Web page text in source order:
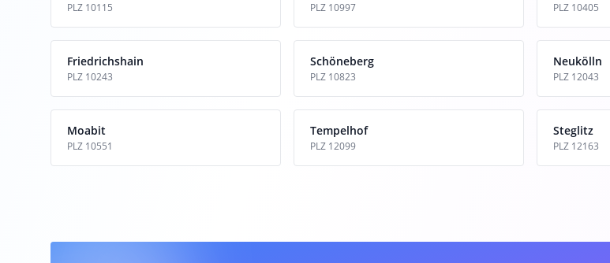
PLZ 10115 PLZ 10997 PLZ 10405
Friedrichshain
PLZ 10243
Schöneberg
PLZ 10823
Neukölln
PLZ 12043
Moabit
PLZ 10551
Tempelhof
PLZ 12099
Steglitz
PLZ 12163